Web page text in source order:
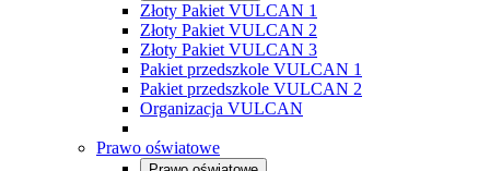
Złoty Pakiet VULCAN 1
Złoty Pakiet VULCAN 2
Złoty Pakiet VULCAN 3
Pakiet przedszkole VULCAN 1
Pakiet przedszkole VULCAN 2
Organizacja VULCAN
Prawo oświatowe